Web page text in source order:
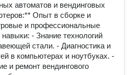
автоматов и вендинговых
Опыт в сборке и
и профессиональные
- Знание технологий
стали. - Диагностика и
в компьютерах и ноутбуках. -
и ремонт вендингового